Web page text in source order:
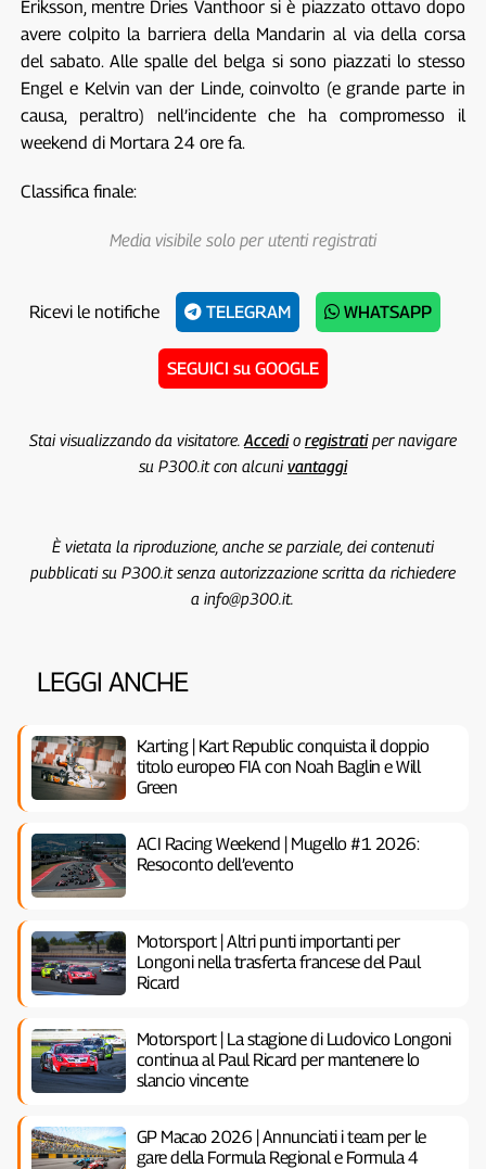
Eriksson, mentre Dries Vanthoor si è piazzato ottavo dopo
avere colpito la barriera della Mandarin al via della corsa
del sabato. Alle spalle del belga si sono piazzati lo stesso
Engel e Kelvin van der Linde, coinvolto (e grande parte in
causa, peraltro) nell’incidente che ha compromesso il
weekend di Mortara 24 ore fa.
Classifica finale:
Media visibile solo per utenti registrati
Ricevi le notifiche TELEGRAM WHATSAPP
SEGUICI su GOOGLE
Stai visualizzando da visitatore. Accedio registratiper navigare
su P300.it con alcunivantaggi
È vietata la riproduzione, anche se parziale, dei contenuti
pubblicati su P300.it senza autorizzazione scritta da richiedere
a info@p300.it.
LEGGI ANCHE
Karting | Kart Republic conquista il doppio
titolo europeo FIA con Noah Baglin e Will
Green
ACI Racing Weekend | Mugello #1 2026:
Resoconto dell’evento
Motorsport | Altri punti importanti per
Longoni nella trasferta francese del Paul
Ricard
Motorsport | La stagione di Ludovico Longoni
continua al Paul Ricard per mantenere lo
slancio vincente
GP Macao 2026 | Annunciati i team per le
gare della Formula Regional e Formula 4